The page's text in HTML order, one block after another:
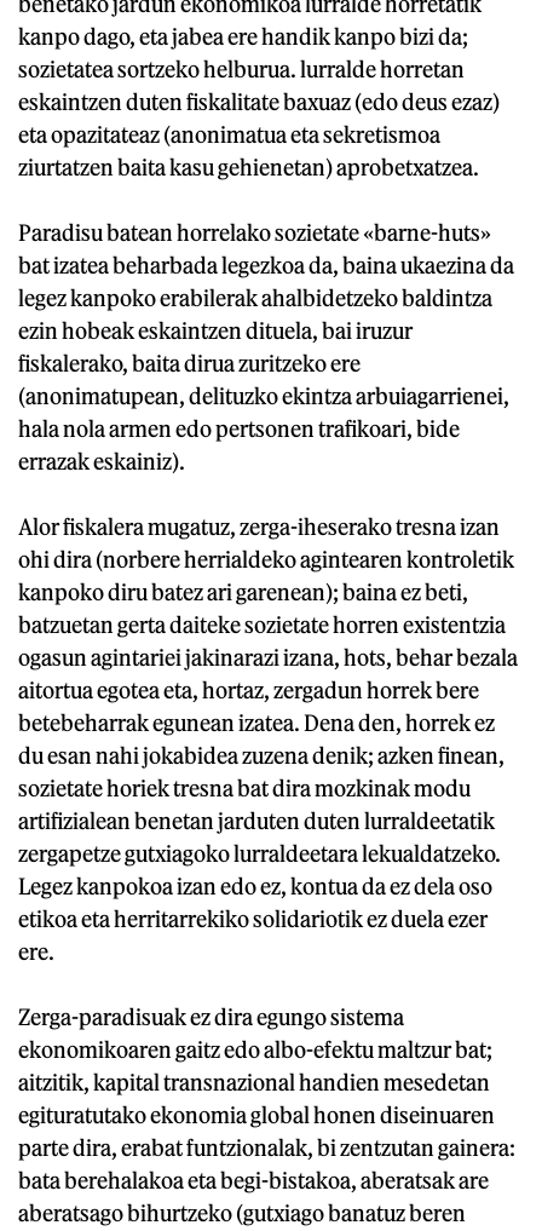
kanpo dago, eta jabea ere handik kanpo bizi da;
sozietatea sortzeko helburua. lurralde horretan
eskaintzen duten fiskalitate baxuaz (edo deus ezaz)
eta opazitateaz (anonimatua eta sekretismoa
ziurtatzen baita kasu gehienetan) aprobetxatzea.
Paradisu batean horrelako sozietate «barne-huts»
bat izatea beharbada legezkoa da, baina ukaezina da
legez kanpoko erabilerak ahalbidetzeko baldintza
ezin hobeak eskaintzen dituela, bai iruzur
fiskalerako, baita dirua zuritzeko ere
(anonimatupean, delituzko ekintza arbuiagarrienei,
hala nola armen edo pertsonen trafikoari, bide
errazak eskainiz).
Alor fiskalera mugatuz, zerga-iheserako tresna izan
ohi dira (norbere herrialdeko agintearen kontroletik
kanpoko diru batez ari garenean); baina ez beti,
batzuetan gerta daiteke sozietate horren existentzia
ogasun agintariei jakinarazi izana, hots, behar bezala
aitortua egotea eta, hortaz, zergadun horrek bere
betebeharrak egunean izatea. Dena den, horrek ez
du esan nahi jokabidea zuzena denik; azken finean,
sozietate horiek tresna bat dira mozkinak modu
artifizialean benetan jarduten duten lurraldeetatik
zergapetze gutxiagoko lurraldeetara lekualdatzeko.
Legez kanpokoa izan edo ez, kontua da ez dela oso
etikoa eta herritarrekiko solidariotik ez duela ezer
ere.
Zerga-paradisuak ez dira egungo sistema
ekonomikoaren gaitz edo albo-efektu maltzur bat;
aitzitik, kapital transnazional handien mesedetan
egituratutako ekonomia global honen diseinuaren
parte dira, erabat funtzionalak, bi zentzutan gainera:
bata berehalakoa eta begi-bistakoa, aberatsak are
aberatsago bihurtzeko (gutxiago banatuz beren